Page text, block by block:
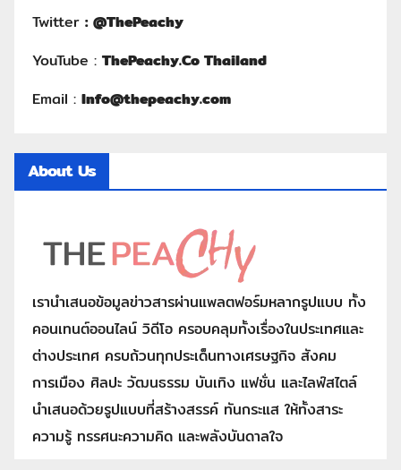
Twitter : @ThePeachy
YouTube : ThePeachy.Co Thailand
Email : Info@thepeachy.com
About Us
เรานำเสนอข้อมูลข่าวสารผ่านแพลตฟอร์มหลากรูปแบบ ทั้ง
คอนเทนต์ออนไลน์ วิดีโอ ครอบคลุมทั้งเรื่องในประเทศและ
ต่างประเทศ ครบถ้วนทุกประเด็นทางเศรษฐกิจ สังคม
การเมือง ศิลปะ วัฒนธรรม บันเทิง แฟชั่น และไลฟ์สไตล์
นำเสนอด้วยรูปแบบที่สร้างสรรค์ ทันกระแส ให้ทั้งสาระ
ความรู้ ทรรศนะความคิด และพลังบันดาลใจ